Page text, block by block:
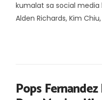
kumalat sa social media
Alden Richards, Kim
Pops